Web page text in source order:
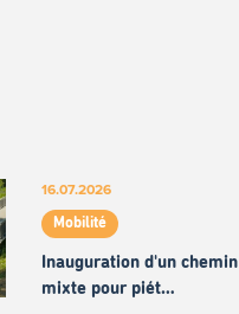
16.07.2026
Mobilité
Inauguration d'un chemin
mixte pour piét…